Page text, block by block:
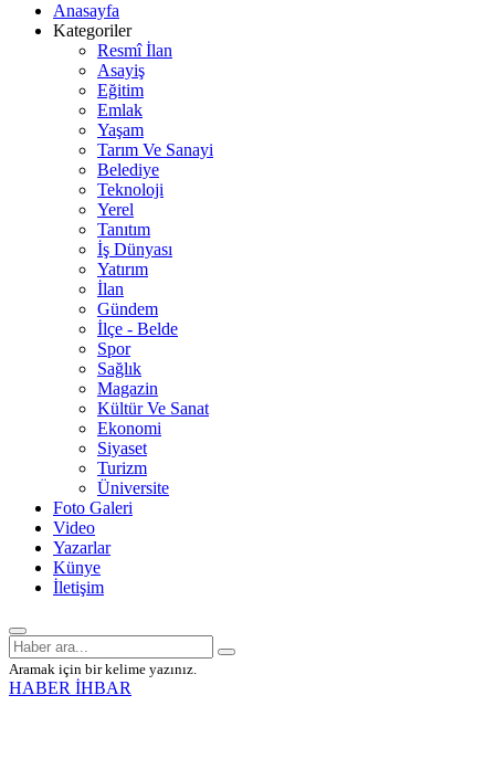
Anasayfa
Kategoriler
Resmî İlan
Asayiş
Eğitim
Emlak
Yaşam
Tarım Ve Sanayi
Belediye
Teknoloji
Yerel
Tanıtım
İş Dünyası
Yatırım
İlan
Gündem
İlçe - Belde
Spor
Sağlık
Magazin
Kültür Ve Sanat
Ekonomi
Siyaset
Turizm
Üniversite
Foto Galeri
Video
Yazarlar
Künye
İletişim
Aramak için bir kelime yazınız.
HABER İHBAR